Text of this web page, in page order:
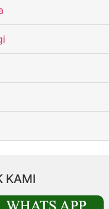
KAMI